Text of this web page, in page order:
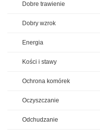
Dobre trawienie
Dobry wzrok
Energia
Kości i stawy
Ochrona komórek
Oczyszczanie
Odchudzanie